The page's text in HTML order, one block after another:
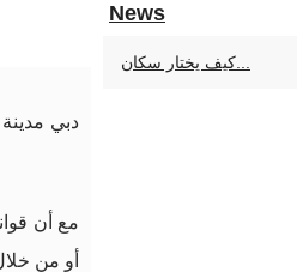
دبي
مع أن
أو من
News